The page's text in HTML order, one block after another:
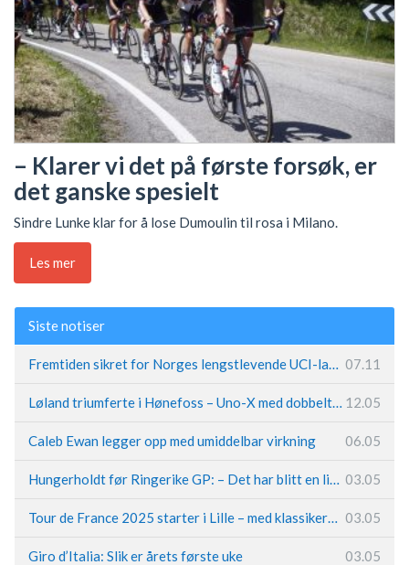
– Klarer vi det på første forsøk, er
det ganske spesielt
Sindre Lunke klar for å lose Dumoulin til rosa i Milano.
Les mer
Siste notiser
07.11
12.05
Caleb Ewan legger opp med umiddelbar virkning 06.05
03.05
03.05
Giro d’Italia: Slik er årets første uke 03.05